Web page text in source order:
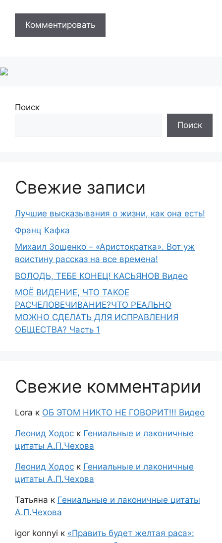
Поиск
Поиск
Свежие записи
Лучшие высказывания о жизни, как она есть!
Франц Кафка
Михаил Зощенко – «Аристократка». Вот уж
воистину рассказ на все времена!
ВОЛОДЬ, ТЕБЕ КОНЕЦ! КАСЬЯНОВ Видео
МОЁ ВИДЕНИЕ, ЧТО ТАКОЕ
РАСЧЕЛОВЕЧИВАНИЕ?ЧТО РЕАЛЬНО
МОЖНО СДЕЛАТЬ ДЛЯ ИСПРАВЛЕНИЯ
ОБЩЕСТВА? Часть 1
Свежие комментарии
Lora к ОБ ЭТОМ НИКТО НЕ ГОВОРИТ!!! Видео
Леонид Ходос к Гениальные и лаконичные
цитаты А.П.Чехова
Леонид Ходос к Гениальные и лаконичные
цитаты А.П.Чехова
Татьяна к Гениальные и лаконичные цитаты
А.П.Чехова
igor konnyi к «Править будет желтая раса»: